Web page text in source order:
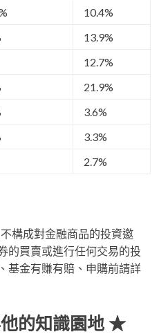
10.4%
13.9%
12.7%
21.9%
3.6%
3.3%
2.7%
構成對金融商品的投資邀
的買賣或進行任何交易的投
基金有賺有賠、申購前請詳
的知識園地 ★